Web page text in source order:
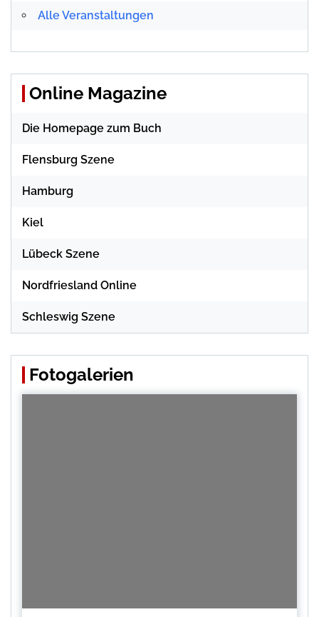
Alle Veranstaltungen
Online Magazine
Die Homepage zum Buch
Flensburg Szene
Hamburg
Kiel
Lübeck Szene
Nordfriesland Online
Schleswig Szene
Fotogalerien